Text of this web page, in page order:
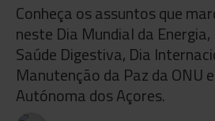
Conheça os assuntos que
neste Dia Mundial da
Saúde Digestiva, Dia
Manutenção da Paz da ONU
Autónoma dos Açores.